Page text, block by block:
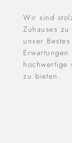
Wir sind
Zuhauses
unser
hochwertige
zu bieten.